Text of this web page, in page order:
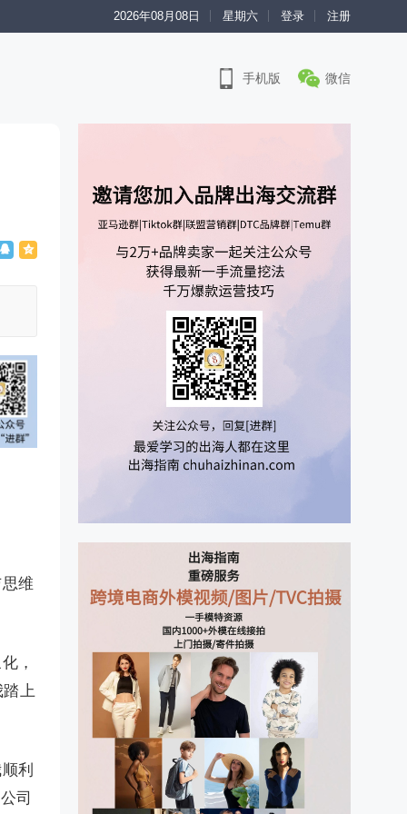
2026年08月08日 星期六 登录 注册
手机版 微信
维
，
上
利
司